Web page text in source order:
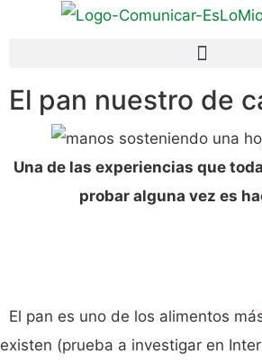
El pan nuestro de
Una de las experiencias que
probar alguna vez es
El pan es uno de los alimentos
existen (prueba a investigar en